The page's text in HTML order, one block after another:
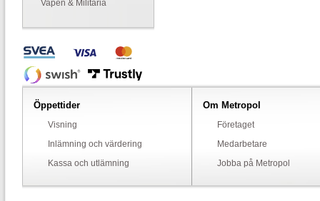
Vapen & Militaria
Öppettider
Visning
Inlämning och värdering
Kassa och utlämning
Om Metropol
Företaget
Medarbetare
Jobba på Metropol